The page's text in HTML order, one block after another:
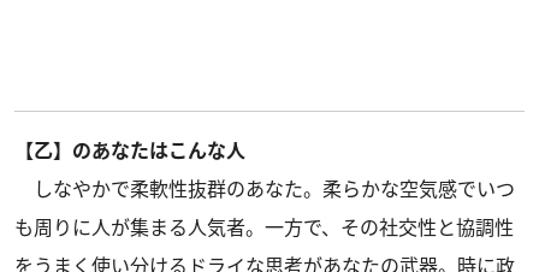
【乙】のあなたはこんな人
しなやかで柔軟性抜群のあなた。柔らかな空気感でいつ
も周りに人が集まる人気者。一方で、その社交性と協調性
をうまく使い分けるドライな思考があなたの武器。時に政